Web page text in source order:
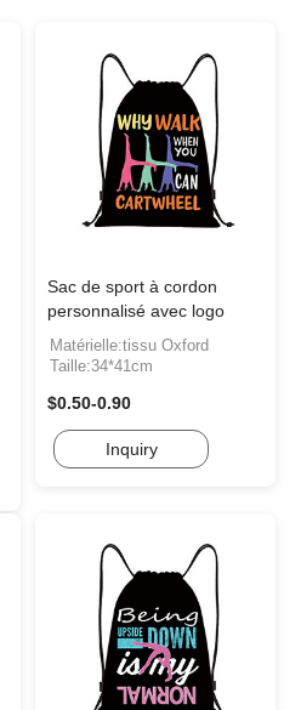
Sac de sport à cordon
personnalisé avec logo
Matérielle:tissu Oxford
Taille:34*41cm
$0.50-0.90
Inquiry